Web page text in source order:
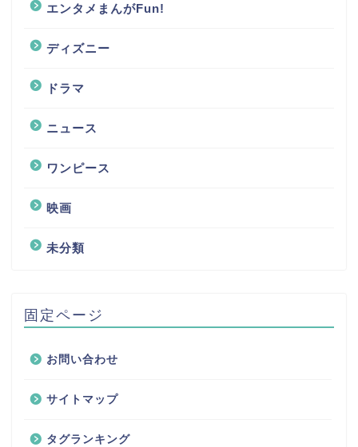
エンタメまんがFun!
ディズニー
ドラマ
ニュース
ワンピース
映画
未分類
固定ページ
お問い合わせ
サイトマップ
タグランキング